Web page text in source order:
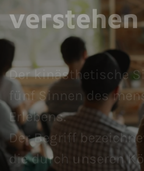
verstehen
Der kinästhetische
fünf Sinnen des
Erlebens.
Der Begriff
die durch unseren